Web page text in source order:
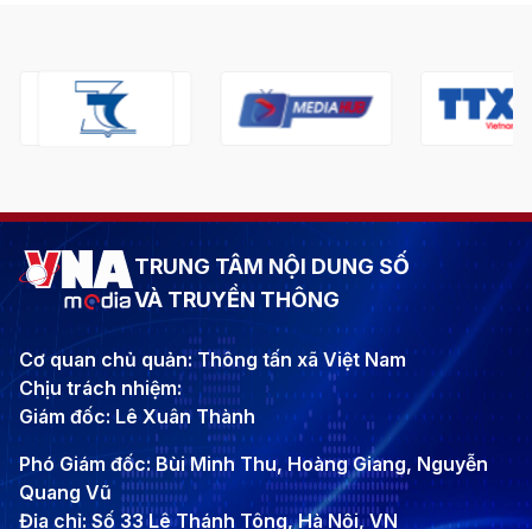
TRUNG TÂM NỘI DUNG SỐ
VÀ TRUYỀN THÔNG
Cơ quan chủ quản: Thông tấn xã Việt Nam
Chịu trách nhiệm:
Giám đốc: Lê Xuân Thành
Phó Giám đốc: Bùi Minh Thu, Hoàng Giang, Nguyễn
Quang Vũ
Địa chỉ: Số 33 Lê Thánh Tông, Hà Nội, VN